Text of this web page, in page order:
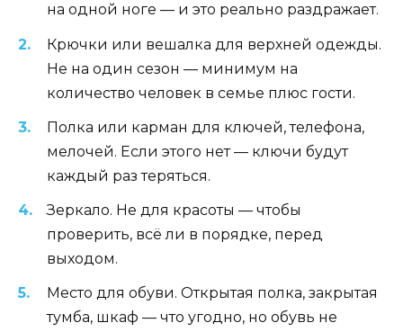
на одной ноге — и это реально раздражает.
Крючки или вешалка для верхней одежды.
Не на один сезон — минимум на
количество человек в семье плюс гости.
Полка или карман для ключей, телефона,
мелочей. Если этого нет — ключи будут
каждый раз теряться.
Зеркало. Не для красоты — чтобы
проверить, всё ли в порядке, перед
выходом.
Место для обуви. Открытая полка, закрытая
тумба, шкаф — что угодно, но обувь не